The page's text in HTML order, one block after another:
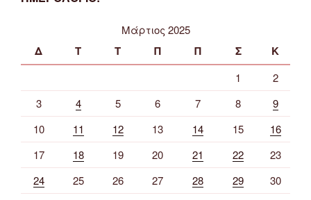
Μάρτιος 2025
Δ Τ Τ Π Π Σ Κ
1
2
3
4 5 6 7 8
9
10
11 12 13 14 15
16
17
18 19 20 21 22
23
24
25 26 27 28 29
30